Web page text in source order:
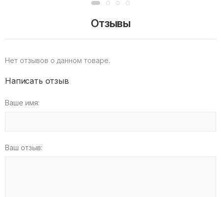
Отзывы
Нет отзывов о данном товаре.
Написать отзыв
Ваше имя:
Ваш отзыв: